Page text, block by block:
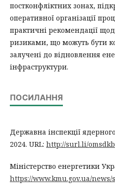
постконфліктних зонах,
оперативної організації
практичні рекомендації
ризиками, що можуть бути
залучені до відновлення
інфраструктури.
ПОСИЛАННЯ
Державна інспекції
2024. URL: http://surl.li/omsdkb
Міністерство енергетики
https://www.kmu.gov.ua/